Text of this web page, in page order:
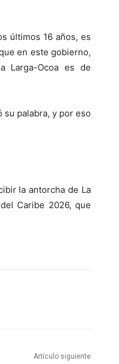
últimos 16 años, es
en este gobierno,
Larga-Ocoa es de
su palabra, y por eso
la antorcha de La
Caribe 2026, que
Artículo siguiente